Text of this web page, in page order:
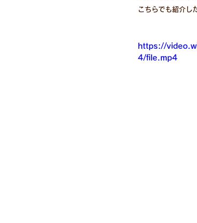
こちらでも紹介し
https://
4/file.mp4